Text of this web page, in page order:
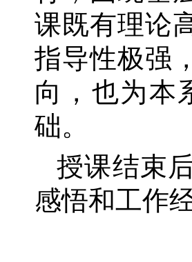
课既有理论
指导性极强
向，也为本
础。
授课结束
感悟和工作